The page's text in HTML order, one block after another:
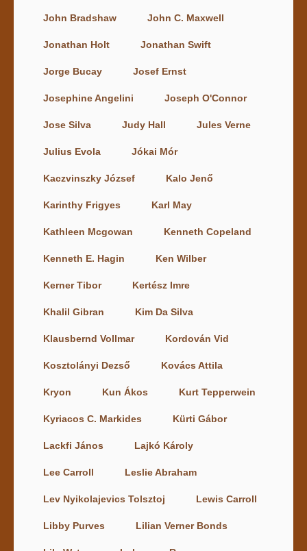
John Bradshaw John C. Maxwell
Jonathan Holt Jonathan Swift
Jorge Bucay Josef Ernst
Josephine Angelini Joseph O'Connor
Jose Silva Judy Hall Jules Verne
Julius Evola Jókai Mór
Kaczvinszky József Kalo Jenő
Karinthy Frigyes Karl May
Kathleen Mcgowan Kenneth Copeland
Kenneth E. Hagin Ken Wilber
Kerner Tibor Kertész Imre
Khalil Gibran Kim Da Silva
Klausbernd Vollmar Kordován Vid
Kosztolányi Dezső Kovács Attila
Kryon Kun Ákos Kurt Tepperwein
Kyriacos C. Markides Kürti Gábor
Lackfi János Lajkó Károly
Lee Carroll Leslie Abraham
Lev Nyikolajevics Tolsztoj Lewis Carroll
Libby Purves Lilian Verner Bonds